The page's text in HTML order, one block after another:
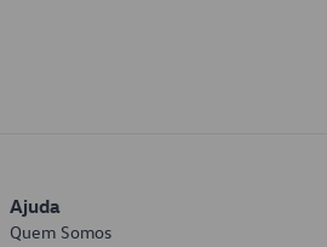
Ajuda
Quem Somos